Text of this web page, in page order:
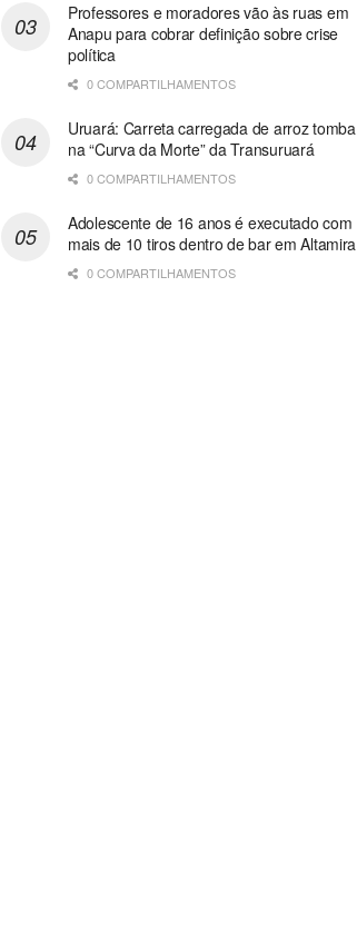
Professores e moradores vão às ruas em
Anapu para cobrar definição sobre crise
política
0 COMPARTILHAMENTOS
Uruará: Carreta carregada de arroz tomba
na “Curva da Morte” da Transuruará
0 COMPARTILHAMENTOS
Adolescente de 16 anos é executado com
mais de 10 tiros dentro de bar em Altamira
0 COMPARTILHAMENTOS